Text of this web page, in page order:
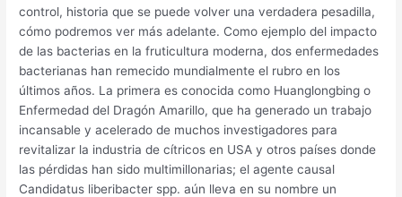
control, historia que se puede volver una verdadera pesadilla,
cómo podremos ver más adelante. Como ejemplo del impacto
de las bacterias en la fruticultura moderna, dos enfermedades
bacterianas han remecido mundialmente el rubro en los
últimos años. La primera es conocida como Huanglongbing o
Enfermedad del Dragón Amarillo, que ha generado un trabajo
incansable y acelerado de muchos investigadores para
revitalizar la industria de cítricos en USA y otros países donde
las pérdidas han sido multimillonarias; el agente causal
Candidatus liberibacter spp. aún lleva en su nombre un